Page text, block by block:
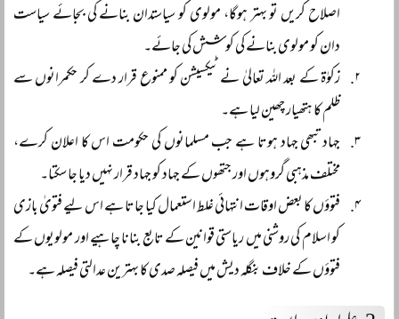
اصلاح کریں تو بہتر ہوگا، مولوی کو سیاستدان بنانے کی بجائے سیاست
دان کو مولوی بنانے کی کوشش کی جائے۔
زکوٰۃ کے بعد اللہ تعالیٰ نے ٹیکسیشن کو ممنوع قرار دے کر حکمرانوں سے
ظلم کا ہتھیار چھین لیا ہے۔
جہاد تبھی جہاد ہوتا ہے جب مسلمانوں کی حکومت اس کا اعلان کرے،
مختلف مذہبی گروہوں اور جتھوں کے جہاد کو جہاد قرار نہیں دیا جا سکتا۔
فتوؤں کا بعض اوقات انتہائی غلط استعمال کیا جاتا ہے اس لیے فتویٰ بازی
کو اسلام کی روشنی میں ریاستی قوانین کے تابع بنانا چاہیے اور مولویوں کے
فتوؤں کے خلاف بنگلہ دیش میں فیصلہ صدی کا بہترین عدالتی فیصلہ ہے۔